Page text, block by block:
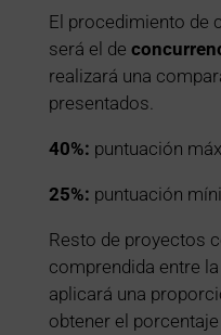
El procedimiento de
será el de
realizará una
presentados.
40%: puntuación
25%: puntuación
Resto de proyectos
comprendida entre
aplicará una
obtener el